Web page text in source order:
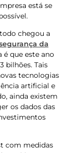
está se
chegou a
da
que este ano
bilhões. Tais
tecnologias
artificial e
ainda existem
os dados das
com medidas